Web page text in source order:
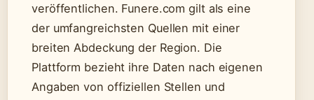
veröffentlichen. Funere.com gilt als eine
der umfangreichsten Quellen mit einer
breiten Abdeckung der Region. Die
Plattform bezieht ihre Daten nach eigenen
Angaben von offiziellen Stellen und